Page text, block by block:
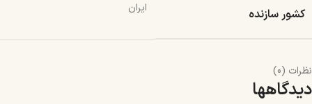
کشور سازنده ایران
نظرات (0)
دیدگاهها